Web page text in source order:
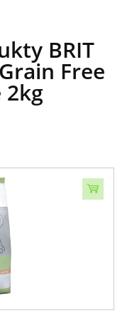
BRIT
Free
2kg